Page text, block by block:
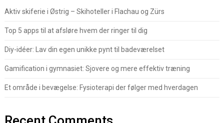
Aktiv skiferie i Østrig – Skihoteller i Flachau og Zürs
Top 5 apps til at afsløre hvem der ringer til dig
Diy-idéer: Lav din egen unikke pynt til badeværelset
Gamification i gymnasiet: Sjovere og mere effektiv træning
Et område i bevægelse: Fysioterapi der følger med hverdagen